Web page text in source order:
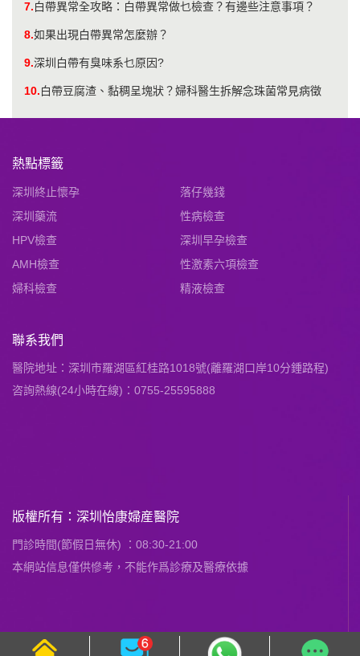
7.白帶異常全攻略：白帶異常做乜檢查？有邊些注意事項？
8.如果出現白帶異常怎麼辦？
9.深圳白帶有臭味系乜原因?
10.白帶豆腐渣、黏稠呈塊狀？婦科醫生拆解念珠菌常見病徵
熱點標籤
深圳終止懷孕
落仔幾錢
深圳藥流
性病檢查
HPV檢查
深圳早孕檢查
AMH檢查
性激素六項檢查
婦科檢查
精液檢查
聯系我們
醫院地址：深圳市羅湖區紅桂路1018號(離羅湖口岸10分鍾路程)
咨詢熱線(24小時在線)：0755-25595888
版權所有：深圳怡康婦産醫院
門診時間(節假日無休) ：08:30-21:00
本網站信息僅供慘考，不能作爲診療及醫療依據